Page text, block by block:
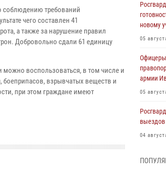
соблюдению требований
чего составлен 41
а также за нарушение правил
Добровольно сдали 61 единицу
воспользоваться, в том числе и
взрывчатых веществ и
при этом граждане имеют
новому
05
Офицеры
армии
05
выездов
04
ударные